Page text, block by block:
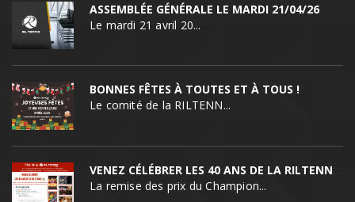
ASSEMBLÉE GÉNÉRALE LE MARDI 21/04/26
Le mardi 21 avril 20...
BONNES FÊTES À TOUTES ET À TOUS !
Le comité de la RILTENN...
La remise des prix du Champion...